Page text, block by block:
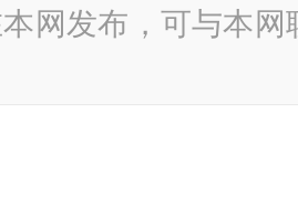
网发布，可与本